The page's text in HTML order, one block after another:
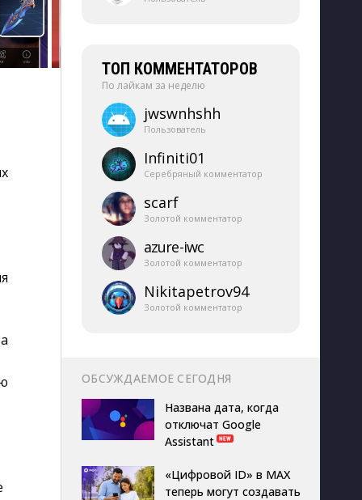
ТОП КОММЕНТАТОРОВ
По лайкам за неделю
jwswnhshh
Пользователь
Infiniti01
Серебряный комментатор
scarf
Золотой комментатор
azure-​iwc
Золотой комментатор
Nikitapetrov94
Золотой комментатор
ОБСУЖДАЕМОЕ СЕГОДНЯ
Названа дата, когда
отключат Google
Assistant
«Цифровой ID» в MAX
теперь могут создавать